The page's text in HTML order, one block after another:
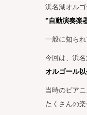
浜名湖オルゴ
”自動演奏楽
一般に知られ
今回は、浜
オルゴール
当時のピア
たくさんの